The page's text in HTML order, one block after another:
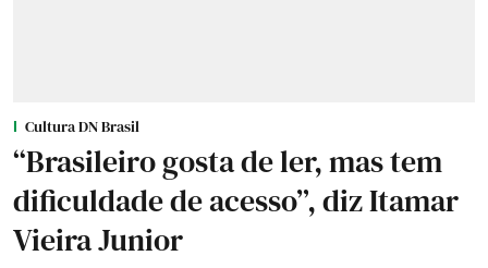
Cultura DN Brasil
“Brasileiro gosta de ler, mas tem
dificuldade de acesso”, diz Itamar
Vieira Junior